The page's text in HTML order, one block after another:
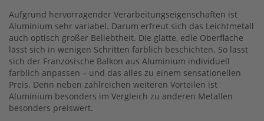
Aufgrund hervorragender Verarbeitungseigenschaften ist
Aluminium sehr variabel. Darum erfreut sich das Leichtmetall
auch optisch großer Beliebtheit. Die glatte, edle Oberfläche
lässt sich in wenigen Schritten farblich beschichten. So lässt
sich der Französische Balkon aus Aluminium individuell
farblich anpassen – und das alles zu einem sensationellen
Preis. Denn neben zahlreichen weiteren Vorteilen ist
Aluminium besonders im Vergleich zu anderen Metallen
besonders preiswert.